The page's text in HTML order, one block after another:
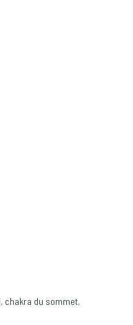
, chakra du sommet,